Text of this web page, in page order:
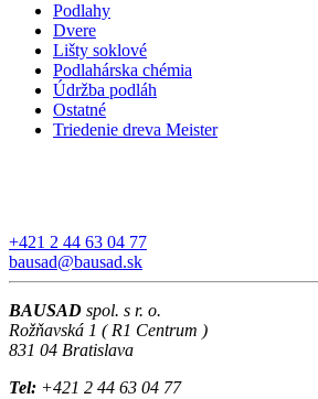
Podlahy
Dvere
Lišty soklové
Podlahárska chémia
Údržba podláh
Ostatné
Triedenie dreva Meister
+421 2 44 63 04 77
bausad@bausad.sk
BAUSAD spol. s r. o.
Rožňavská 1 ( R1 Centrum )
831 04 Bratislava
Tel: +421 2 44 63 04 77